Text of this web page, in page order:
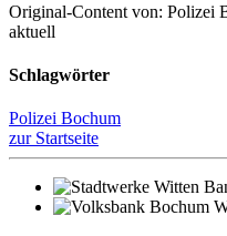
Original-Content von: Polizei
aktuell
Schlagwörter
Polizei Bochum
zur Startseite